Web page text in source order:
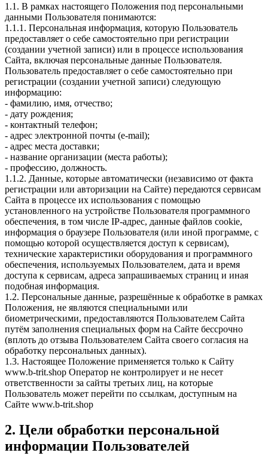
1.1. В рамках настоящего Положения под персональными
данными Пользователя понимаются:
1.1.1. Персональная информация, которую Пользователь
предоставляет о себе самостоятельно при регистрации
(создании учетной записи) или в процессе использования
Сайта, включая персональные данные Пользователя.
Пользователь предоставляет о себе самостоятельно при
регистрации (создании учетной записи) следующую
информацию:
- фамилию, имя, отчество;
- дату рождения;
- контактный телефон;
- адрес электронной почты (e-mail);
- адрес места доставки;
- название организации (места работы);
- профессию, должность.
1.1.2. Данные, которые автоматически (независимо от факта
регистрации или авторизации на Сайте) передаются сервисам
Сайта в процессе их использования с помощью
установленного на устройстве Пользователя программного
обеспечения, в том числе IP-адрес, данные файлов cookie,
информация о браузере Пользователя (или иной программе, с
помощью которой осуществляется доступ к сервисам),
технические характеристики оборудования и программного
обеспечения, используемых Пользователем, дата и время
доступа к сервисам, адреса запрашиваемых страниц и иная
подобная информация.
1.2. Персональные данные, разрешённые к обработке в рамках
Положения, не являются специальными или
биометрическими, предоставляются Пользователем Сайта
путём заполнения специальных форм на Сайте бессрочно
(вплоть до отзыва Пользователем Сайта своего согласия на
обработку персональных данных).
1.3. Настоящее Положение применяется только к Сайту
www.b-trit.shop Оператор не контролирует и не несет
ответственности за сайты третьих лиц, на которые
Пользователь может перейти по ссылкам, доступным на
Сайте www.b-trit.shop
2. Цели обработки персональной
информации Пользователей